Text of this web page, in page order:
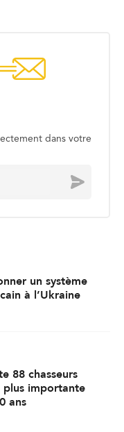
dans votre
Envoyer
un système
à l’Ukraine
88 chasseurs
plus importante
ans